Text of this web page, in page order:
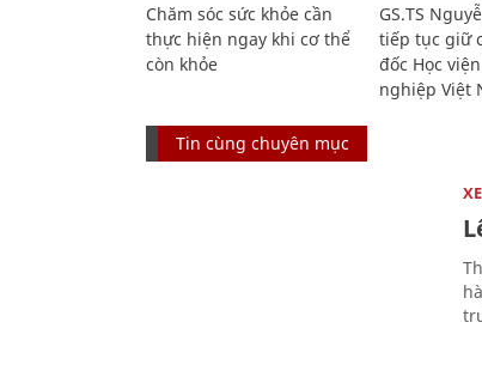
Chăm sóc sức khỏe cần
thực hiện ngay khi cơ thể
còn khỏe
GS.TS
tiếp tục giữ
đốc Học
nghiệp Việt
Tin cùng chuyên mục